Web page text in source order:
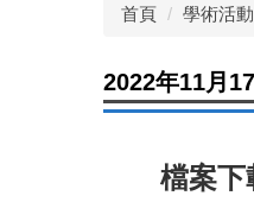
首頁 學術活動
2022年11月